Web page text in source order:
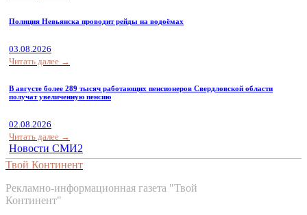
Полиция Невьянска проводит рейды на водоёмах
03.08.2026
Читать далее →
В августе более 289 тысяч работающих пенсионеров Свердловской области
получат увеличенную пенсию
02.08.2026
Читать далее →
Новости СМИ2
Твой Континент
Рекламно-информационная газета "Твой
Континент"